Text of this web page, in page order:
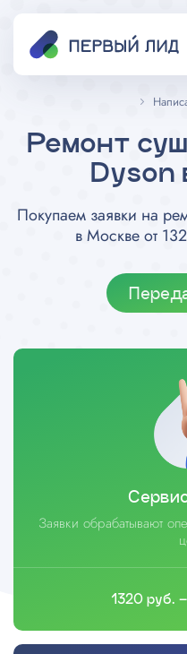
Ремонт
Dyson
Покупаем заявки на
в Москве от
Заявки обрабатывают
1320 руб.